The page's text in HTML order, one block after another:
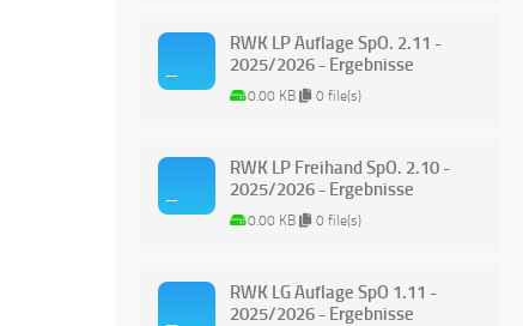
RWK LP Auflage SpO. 2.11 -
2025/2026 - Ergebnisse
0.00 KB 0 file(s)
RWK LP Freihand SpO. 2.10 -
2025/2026 - Ergebnisse
0.00 KB 0 file(s)
RWK LG Auflage SpO 1.11 -
2025/2026 - Ergebnisse